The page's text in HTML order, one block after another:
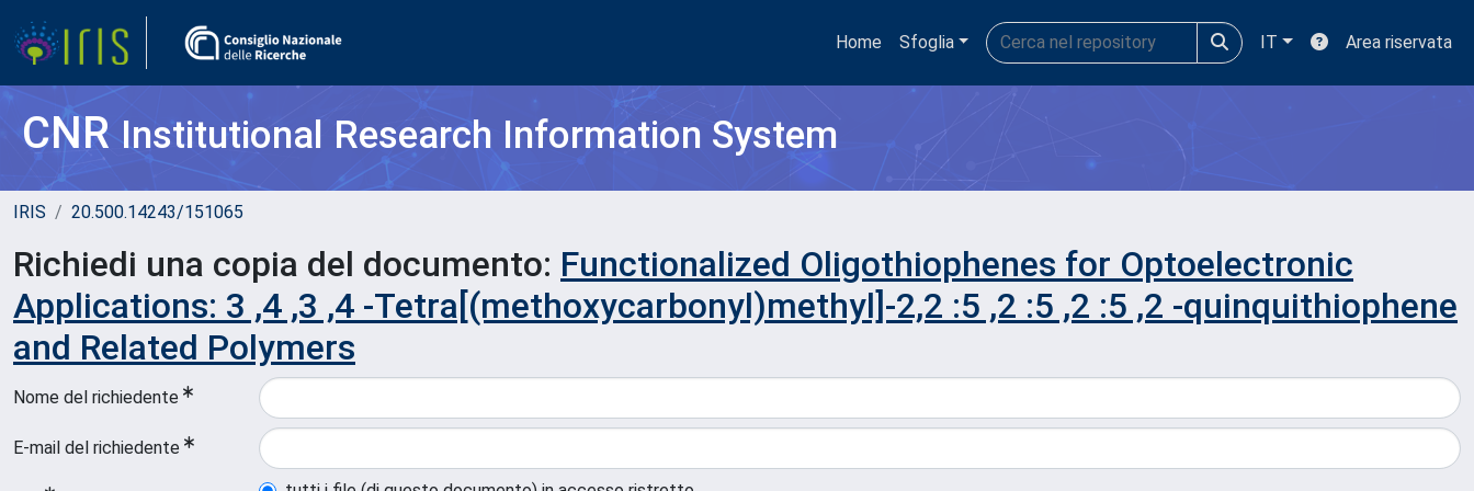
Home Sfoglia IT Area riservata
CNRInstitutional Research Information System
IRIS 20.500.14243/151065
Richiedi una copia del documento: Functionalized Oligothiophenes for Optoelectronic
Applications: 3 ,4 ,3 ,4 -Tetra[(methoxycarbonyl)methyl]-2,2 :5 ,2 :5 ,2 :5 ,2 -quinquithiophene
and Related Polymers
Nome del richiedente
E-mail del richiedente